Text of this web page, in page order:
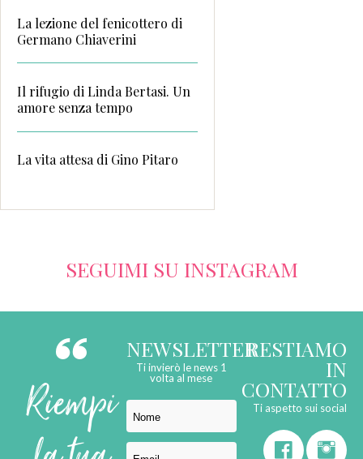
La lezione del fenicottero di
Germano Chiaverini
Il rifugio di Linda Bertasi. Un
amore senza tempo
La vita attesa di Gino Pitaro
SEGUIMI SU INSTAGRAM
Riempi
NEWSLETTER
Ti invierò le news 1
volta al mese
RESTIAMO
IN
CONTATTO
Ti aspetto sui social